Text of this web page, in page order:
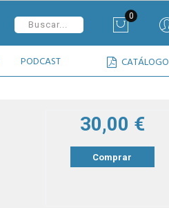
0
CATÁLOGO
PODCAST
30,00 €
Comprar